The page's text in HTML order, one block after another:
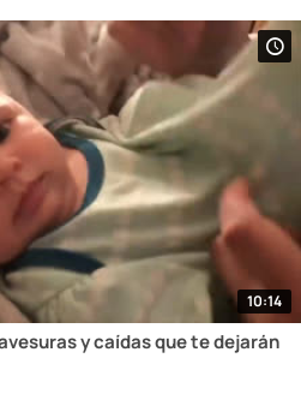
10:14
y caídas que te dejarán